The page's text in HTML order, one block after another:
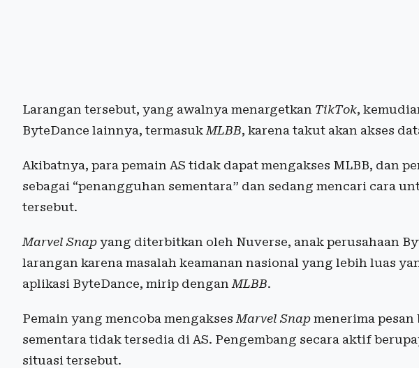
Larangan tersebut, yang awalnya menargetkan TikTok,
ByteDance lainnya, termasukMLBB, karena takut akan akses
Akibatnya, para pemain AS tidak dapat mengakses MLBB, dan
sebagai “penangguhan sementara” dan sedang mencari cara
tersebut.
Marvel Snap yang diterbitkan oleh Nuverse, anak perusahaan
larangan karena masalah keamanan nasional yang lebih luas
aplikasi ByteDance, mirip denganMLBB.
Pemain yang mencoba mengaksesMarvel Snap menerima
sementara tidak tersedia di AS. Pengembang secara aktif
situasi tersebut.